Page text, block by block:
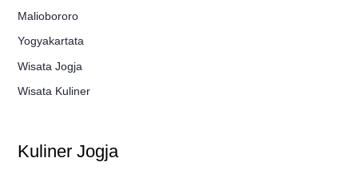
Maliobororo
Yogyakartata
Wisata Jogja
Wisata Kuliner
Kuliner Jogja